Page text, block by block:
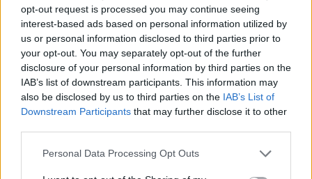
opt-out request is processed you may continue seeing
interest-based ads based on personal information utilized by
us or personal information disclosed to third parties prior to
your opt-out. You may separately opt-out of the further
disclosure of your personal information by third parties on the
IAB’s list of downstream participants. This information may
also be disclosed by us to third parties on the IAB’s List of
Downstream Participants that may further disclose it to other
Personal Data Processing Opt Outs
Daugiau nuotraukų (1)
Moteris, kuriai rugpjūčio 1 d. sukako 100 metų,
yra socialinių tinklų žvaigždė – „Gangsterė
močiutė“. Ji pasirodo linksmuose vaizdo
įrašuose su savo 33 metų anūku Rossu